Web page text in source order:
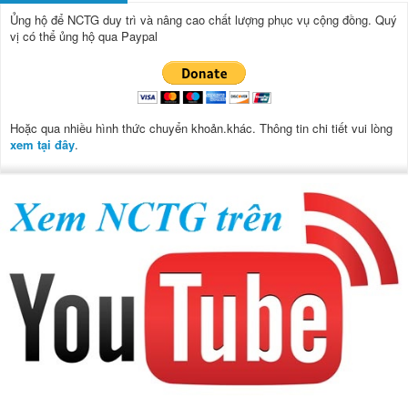
Ủng hộ để NCTG duy trì và nâng cao chất lượng phục vụ cộng đồng. Quý
vị có thể ủng hộ qua Paypal
Hoặc qua nhiều hình thức chuyển khoản.khác. Thông tin chi tiết vui lòng
xem tại đây.